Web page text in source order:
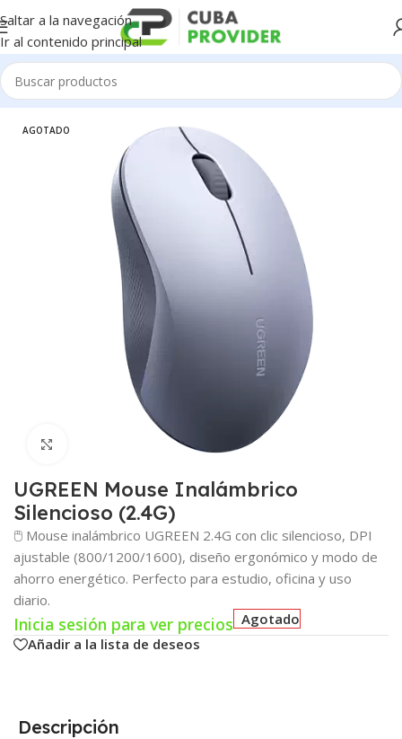
Saltar a la navegación
Ir al contenido principal
Inicio/UGREEN
AGOTADO
Click para agrandar
UGREEN Mouse Inalámbrico
Silencioso (2.4G)
🖱️ Mouse inalámbrico UGREEN 2.4G con clic silencioso, DPI
ajustable (800/1200/1600), diseño ergonómico y modo de
ahorro energético. Perfecto para estudio, oficina y uso
diario.
Inicia sesión para ver precios Agotado
Añadir a la lista de deseos
Descripción